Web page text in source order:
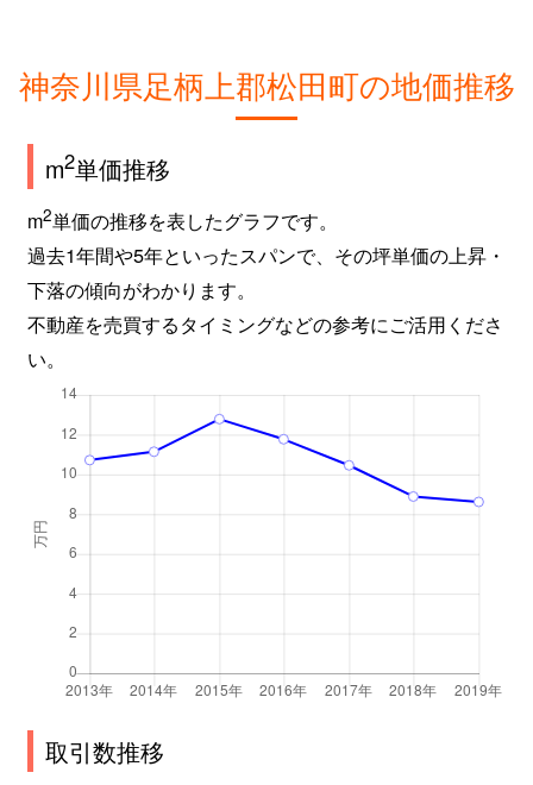
神奈川県足柄上郡松田町の地価推移
m2単価推移
m2単価の推移を表したグラフです。
過去1年間や5年といったスパンで、その坪単価の上昇・
下落の傾向がわかります。
不動産を売買するタイミングなどの参考にご活用くださ
い。
取引数推移